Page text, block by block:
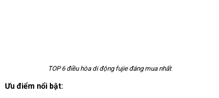
TOP 6 điều hòa di động fujie đáng mua nhất
Ưu điểm nổi bật: